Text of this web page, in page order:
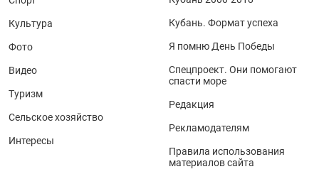
Культура
Фото
Видео
Туризм
Сельское хозяйство
Интересы
Кубань. Формат успеха
Я помню День Победы
Спецпроект. Они помогают
спасти море
Редакция
Рекламодателям
Правила использования
материалов сайта